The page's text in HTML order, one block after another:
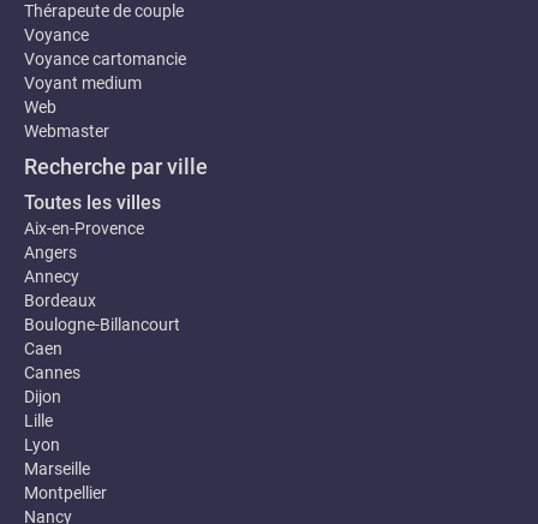
Thérapeute de couple
Voyance
Voyance cartomancie
Voyant medium
Web
Webmaster
Recherche par ville
Toutes les villes
Aix-en-Provence
Angers
Annecy
Bordeaux
Boulogne-Billancourt
Caen
Cannes
Dijon
Lille
Lyon
Marseille
Montpellier
Nancy